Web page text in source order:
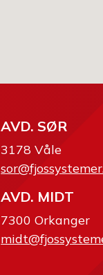
AVD. SØR
3178 Våle
AVD. MIDT
7300 Orkanger